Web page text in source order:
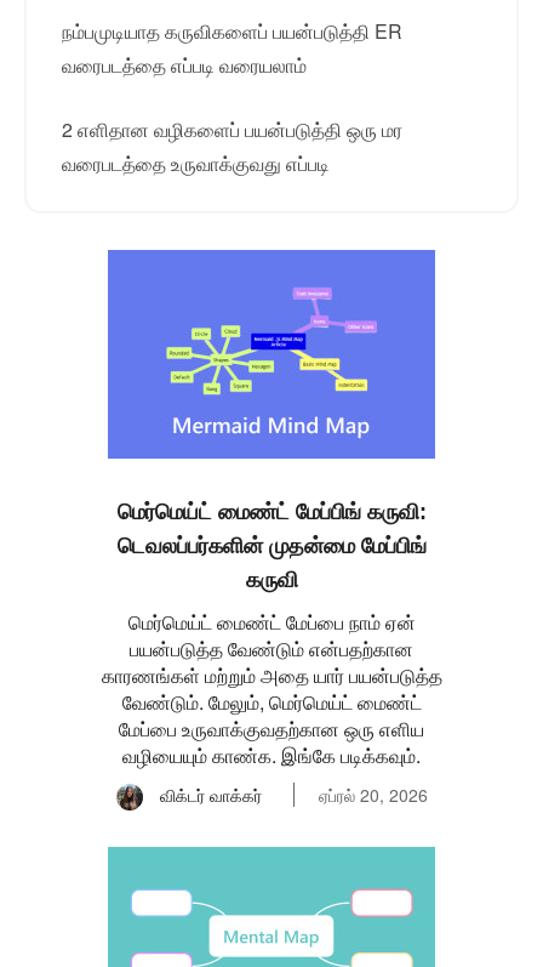
நம்பமுடியாத கருவிகளைப் பயன்படுத்தி ER
வரைபடத்தை எப்படி வரையலாம்
2 எளிதான வழிகளைப் பயன்படுத்தி ஒரு மர
வரைபடத்தை உருவாக்குவது எப்படி
மெர்மெய்ட் மைண்ட் மேப்பிங் கருவி:
டெவலப்பர்களின் முதன்மை மேப்பிங்
கருவி
மெர்மெய்ட் மைண்ட் மேப்பை நாம் ஏன்
பயன்படுத்த வேண்டும் என்பதற்கான
காரணங்கள் மற்றும் அதை யார் பயன்படுத்த
வேண்டும். மேலும், மெர்மெய்ட் மைண்ட்
மேப்பை உருவாக்குவதற்கான ஒரு எளிய
வழியையும் காண்க. இங்கே படிக்கவும்.
விக்டர் வாக்கர் ஏப்ரல் 20, 2026